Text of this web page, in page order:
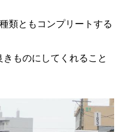
類ともコンプリートする
ものにしてくれること